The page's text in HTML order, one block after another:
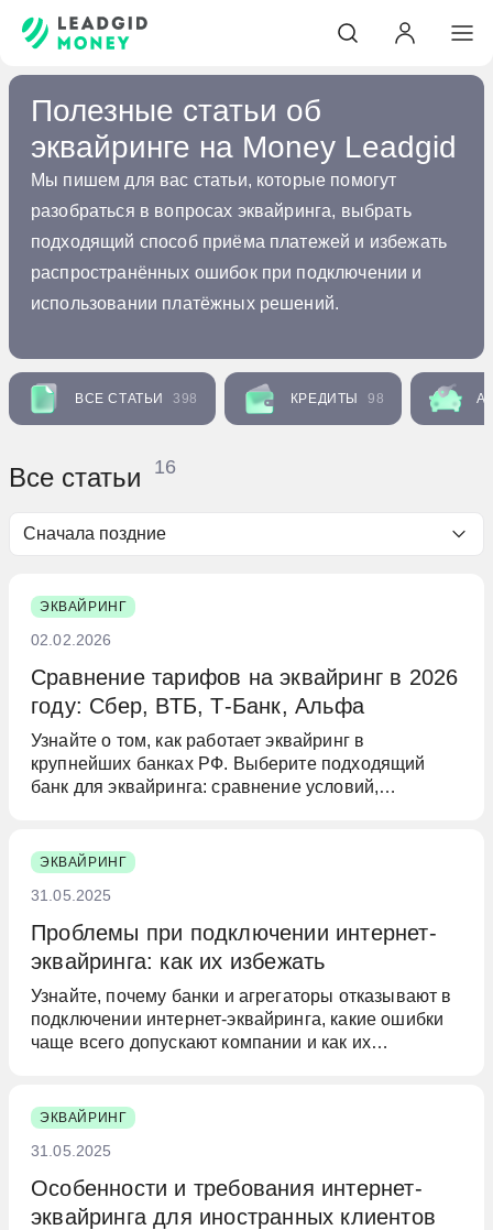
Полезные статьи об
эквайринге на Money Leadgid
Мы пишем для вас статьи, которые помогут
разобраться в вопросах эквайринга, выбрать
подходящий способ приёма платежей и избежать
распространённых ошибок при подключении и
использовании платёжных решений.
ВСЕ СТАТЬИ 398 КРЕДИТЫ 98
Все статьи 16
Сначала поздние
ЭКВАЙРИНГ
02.02.2026
Сравнение тарифов на эквайринг в 2026
году: Сбер, ВТБ, Т-Банк, Альфа
Узнайте о том, как работает эквайринг в
крупнейших банках РФ. Выберите подходящий
банк для эквайринга: сравнение условий,
ЭКВАЙРИНГ
31.05.2025
Проблемы при подключении интернет-
эквайринга: как их избежать
Узнайте, почему банки и агрегаторы отказывают в
подключении интернет-эквайринга, какие ошибки
чаще всего допускают компании и как их
ЭКВАЙРИНГ
31.05.2025
Особенности и требования интернет-
эквайринга для иностранных клиентов